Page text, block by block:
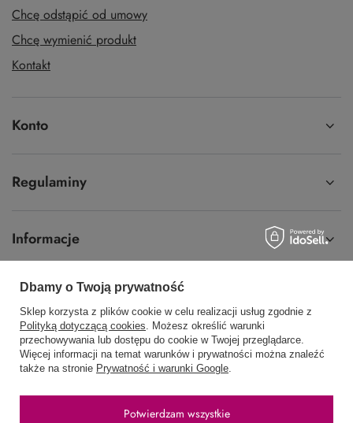
Chcę odstąpić od umowy
Chcę wymienić produkt
Kontakt
Konto
Regulaminy
Informacje
58 762 91 40 Poniedziałek - Piątek / 8:00 - 15:30
sklep@hurtowniawera.pl Wera,Wodnika 50,80-299Gdańsk
Stawki VAT dla konsumentów z kraju:
Dbamy o Twoją prywatność
Sklep korzysta z plików cookie w celu realizacji usług zgodnie z
Polityką dotyczącą cookies. Możesz określić warunki
przechowywania lub dostępu do cookie w Twojej przeglądarce.
Więcej informacji na temat warunków i prywatności można znaleźć
także na stronie Prywatność i warunki Google.
Potwierdzam wszystkie